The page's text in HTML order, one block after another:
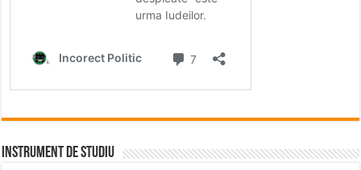
INSTRUMENT DE STUDIU